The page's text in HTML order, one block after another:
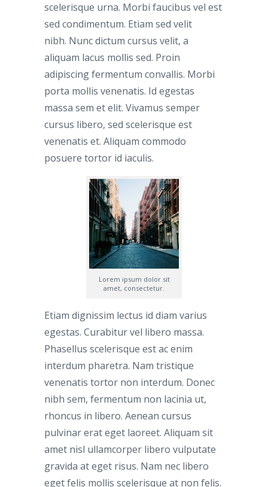
scelerisque urna. Morbi faucibus vel est
sed condimentum. Etiam sed velit
nibh. Nunc dictum cursus velit, a
aliquam lacus mollis sed. Proin
adipiscing fermentum convallis. Morbi
porta mollis venenatis. Id egestas
massa sem et elit. Vivamus semper
cursus libero, sed scelerisque est
venenatis et. Aliquam commodo
posuere tortor id iaculis.
Lorem ipsum dolor sit
amet, consectetur.
Etiam dignissim lectus id diam varius
egestas. Curabitur vel libero massa.
Phasellus scelerisque est ac enim
interdum pharetra. Nam tristique
venenatis tortor non interdum. Donec
nibh sem, fermentum non lacinia ut,
rhoncus in libero. Aenean cursus
pulvinar erat eget laoreet. Aliquam sit
amet nisl ullamcorper libero vulputate
gravida at eget risus. Nam nec libero
eget felis mollis scelerisque at non felis.